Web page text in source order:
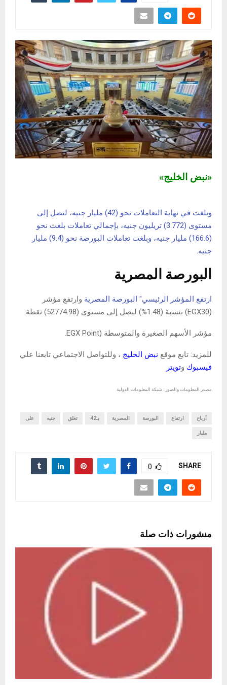
«نبض الخليج»
وبلغت في نهاية التعاملات نحو (42) مليار جنيه، لتصل إلى
مستوى (3.772) تريليون جنيه، بإجمالي تعاملات بلغت نحو
(166.6) مليار جنيه، وبلغت تعاملات البورصة نحو (9.4) مليار
جنيه.
البورصة المصرية
ارتفع المؤشر الرئيسي" البورصة المصرية وارتفع مؤشر
(EGX30) بنسبة (1.48%) ليصل إلى مستوى (52774.98) نقطة.
مؤشر الأسهم الصغيرة والمتوسطة (EGX Point.
للمزيد: تابع موقع نبض الخليج ، وللتواصل الاجتماعي تابعنا علي
فيسبوك وتويتر
مصدر المعلومات والصور : شبكة المعلومات الدولية
أرباح ارتفاع البورصة المصرية بـ42 تغلق جنيه على
مليار
SHARE
0
منشورات ذات صلة